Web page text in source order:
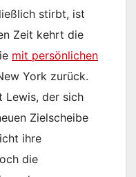
stirbt, ist
Zeit kehrt die
mit persönlichen
York zurück.
Lewis, der sich
Zielscheibe
ihre
die